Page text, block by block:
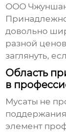
ООО
довольно
разной
заглянуть,
Область
в
Мусаты не
элемент